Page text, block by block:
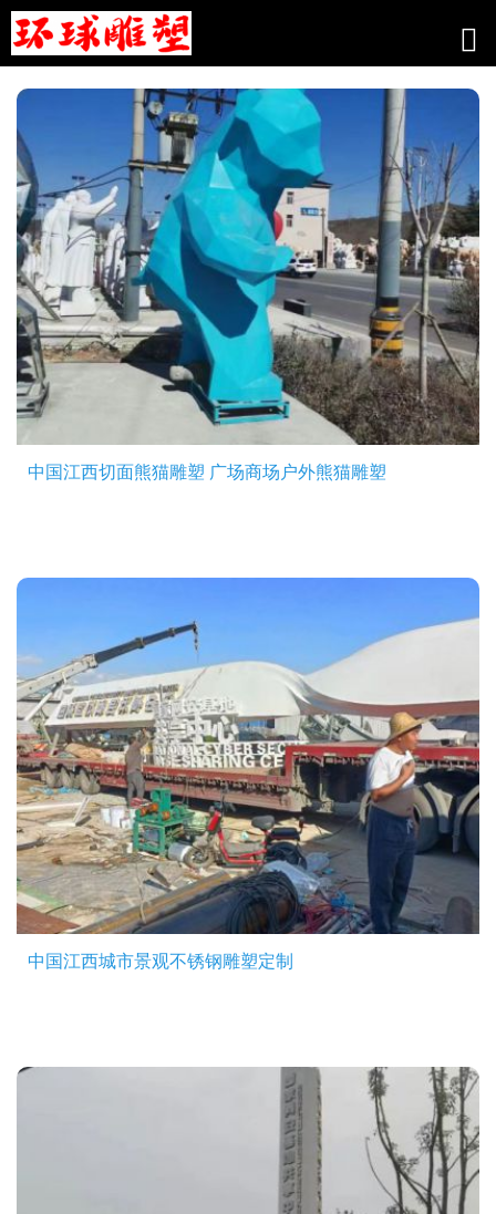
中国江西切面熊猫雕塑 广场商场户外熊猫雕塑
中国江西城市景观不锈钢雕塑定制